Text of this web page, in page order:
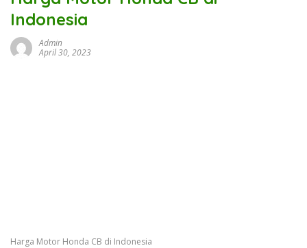
Indonesia
Admin
April 30, 2023
Harga Motor Honda CB di Indonesia